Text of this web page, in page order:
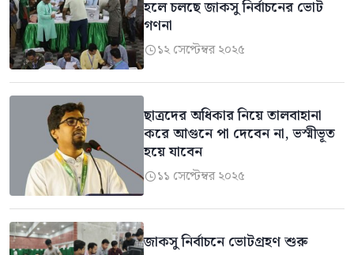
হলে চলছে জাকসু নির্বাচনের ভোট
গণনা
১২ সেপ্টেম্বর ২০২৫
ছাত্রদের অধিকার নিয়ে তালবাহানা
করে আগুনে পা দেবেন না, ভস্মীভূত
হয়ে যাবেন
১১ সেপ্টেম্বর ২০২৫
জাকসু নির্বাচনে ভোটগ্রহণ শুরু